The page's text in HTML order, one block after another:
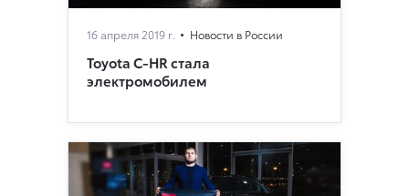
16 апреля 2019 г. Новости в России
Toyota C-HR стала
электромобилем